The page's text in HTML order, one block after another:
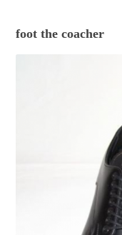
foot the coacher